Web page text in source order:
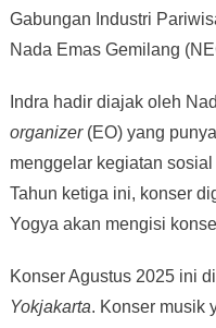
Gabungan Industri
Nada Emas Gemilang
Indra hadir diajak oleh
organizer(EO) yang
menggelar kegiatan
Tahun ketiga ini, konser
Yogya akan mengisi
Konser Agustus 2025 ini
Yokjakarta. Konser musik